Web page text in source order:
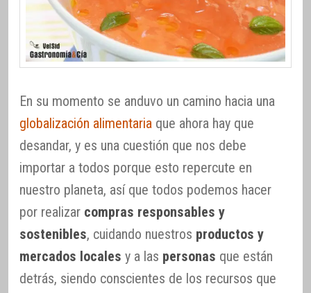
En su momento se anduvo un camino hacia una
globalización alimentaria que ahora hay que
desandar, y es una cuestión que nos debe
importar a todos porque esto repercute en
nuestro planeta, así que todos podemos hacer
por realizar compras responsables y
sostenibles, cuidando nuestros productos y
mercados locales y a las personas que están
detrás, siendo conscientes de los recursos que